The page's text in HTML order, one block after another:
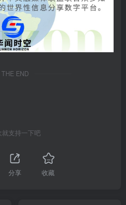
THE END
就支持一下吧
分享 收藏